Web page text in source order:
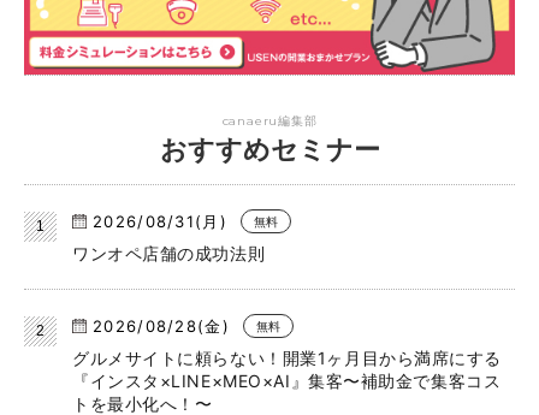
canaeru編集部
おすすめセミナー
2026/08/31(月) 無料
ワンオペ店舗の成功法則
2026/08/28(金) 無料
グルメサイトに頼らない！開業1ヶ月目から満席にする
『インスタ×LINE×MEO×AI』集客〜補助金で集客コス
トを最小化へ！〜